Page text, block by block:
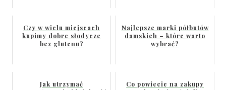
Czy w wielu miejscach
kupimy dobre słodycze
bez glutenu?
Najlepsze marki półbutów
damskich – które warto
wybrać?
Jak utrzymać
Co powiecie na zakupy